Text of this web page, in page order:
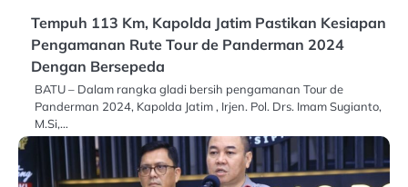
Tempuh 113 Km, Kapolda Jatim Pastikan Kesiapan
Pengamanan Rute Tour de Panderman 2024
Dengan Bersepeda
BATU – Dalam rangka gladi bersih pengamanan Tour de
Panderman 2024, Kapolda Jatim , Irjen. Pol. Drs. Imam Sugianto,
M.Si,…